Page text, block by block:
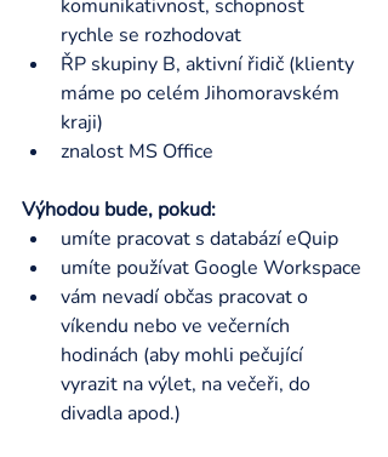
komunikativnost, schopnost
rychle se rozhodovat
ŘP skupiny B, aktivní řidič (klienty
máme po celém Jihomoravském
kraji)
znalost MS Office
Výhodou bude, pokud:
umíte pracovat s databází eQuip
umíte používat Google Workspace
vám nevadí občas pracovat o
víkendu nebo ve večerních
hodinách (aby mohli pečující
vyrazit na výlet, na večeři, do
divadla apod.)